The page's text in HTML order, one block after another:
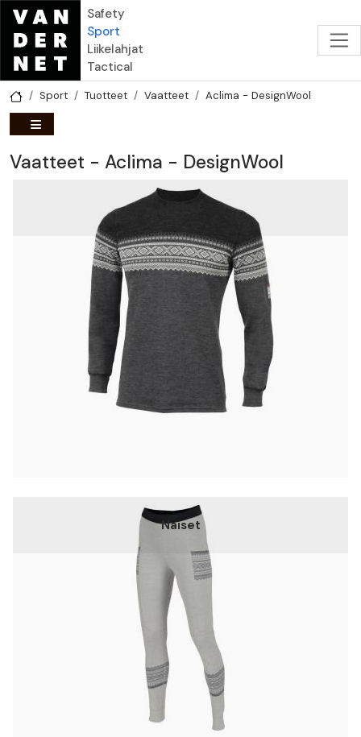
Hyppää pääsisältöön
Safety
Sport
Liikelahjat
Tactical
Sport Tuotteet Vaatteet Aclima - DesignWool
Vaatteet - Aclima - DesignWool
Naiset